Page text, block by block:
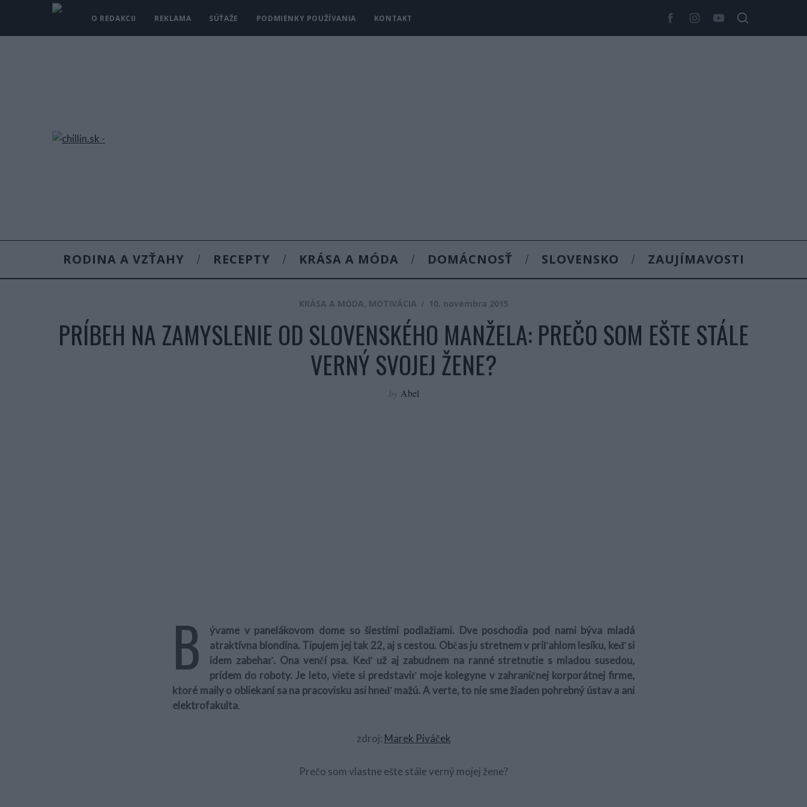
O REDAKCII REKLAMA SÚŤAŽE PODMIENKY POUŽÍVANIA KONTAKT
RODINA A VZŤAHY RECEPTY KRÁSA A MÓDA DOMÁCNOSŤ SLOVENSKO ZAUJÍMAVOSTI
KRÁSA A MÓDA, MOTIVÁCIA 10. novembra 2015
PRÍBEH NA ZAMYSLENIE OD SLOVENSKÉHO MANŽELA: PREČO SOM EŠTE STÁLE
VERNÝ SVOJEJ ŽENE?
by Abel
B
ývame v panelákovom dome so šiestimi podlažiami. Dve poschodia pod nami býva mladá
atraktívna blondína. Tipujem jej tak 22, aj s cestou. Občas ju stretnem v priľahlom lesíku, keď si
idem zabehať. Ona venčí psa. Keď už aj zabudnem na ranné stretnutie s mladou susedou,
prídem do roboty. Je leto, viete si predstaviť moje kolegyne v zahraničnej korporátnej firme,
ktoré maily o obliekaní sa na pracovisku asi hneď mažú. A verte, to nie sme žiaden pohrebný ústav a ani
elektrofakulta.
zdroj: Marek Piváček
Prečo som vlastne ešte stále verný mojej žene?